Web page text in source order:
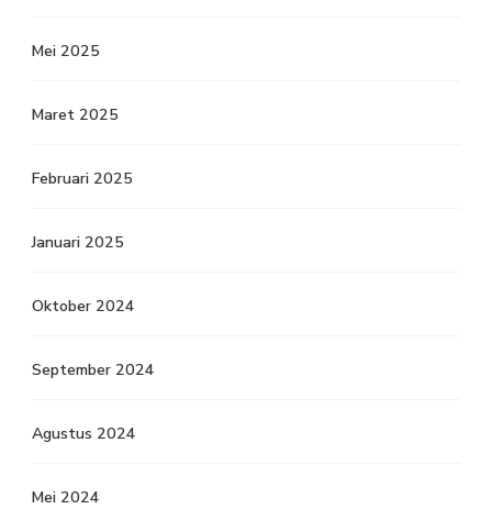
Mei 2025
Maret 2025
Februari 2025
Januari 2025
Oktober 2024
September 2024
Agustus 2024
Mei 2024